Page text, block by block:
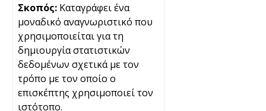
Καταγράφει ένα
μοναδικό αναγνωριστικό που
χρησιμοποιείται για τη
δημιουργία στατιστικών
δεδομένων σχετικά με τον
τρόπο με τον οποίο ο
επισκέπτης χρησιμοποιεί τον
ιστότοπο.